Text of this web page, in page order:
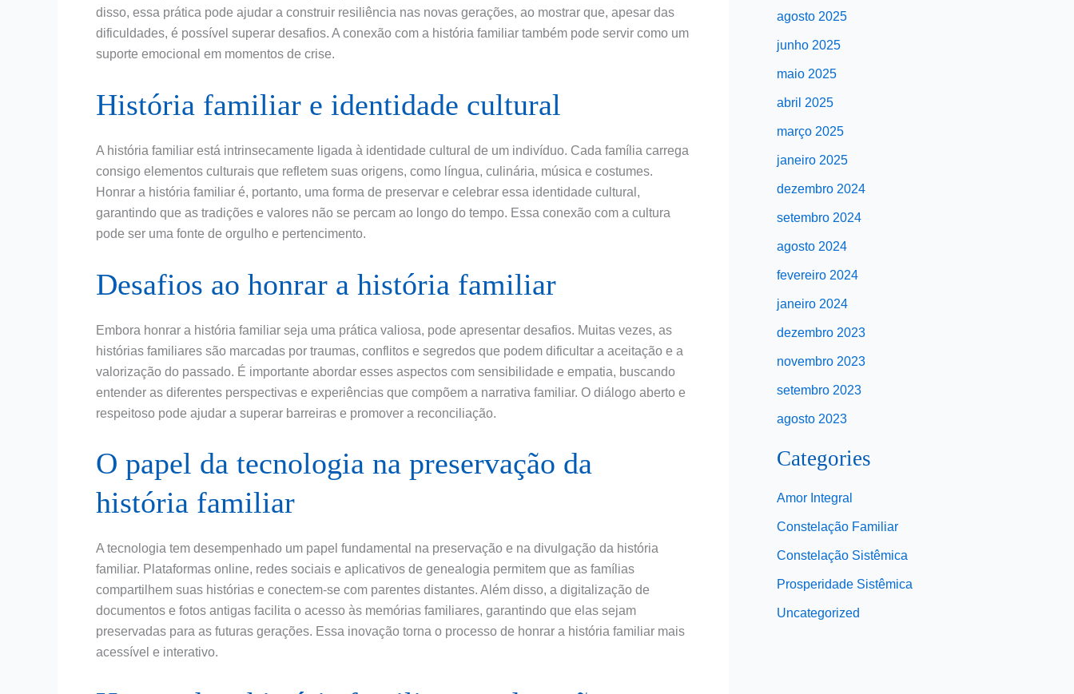
disso, essa prática pode ajudar a construir resiliência nas novas gerações, ao mostrar que, apesar das
dificuldades, é possível superar desafios. A conexão com a história familiar também pode servir como um
suporte emocional em momentos de crise.
História familiar e identidade cultural
A história familiar está intrinsecamente ligada à identidade cultural de um indivíduo. Cada família carrega
consigo elementos culturais que refletem suas origens, como língua, culinária, música e costumes.
Honrar a história familiar é, portanto, uma forma de preservar e celebrar essa identidade cultural,
garantindo que as tradições e valores não se percam ao longo do tempo. Essa conexão com a cultura
pode ser uma fonte de orgulho e pertencimento.
Desafios ao honrar a história familiar
Embora honrar a história familiar seja uma prática valiosa, pode apresentar desafios. Muitas vezes, as
histórias familiares são marcadas por traumas, conflitos e segredos que podem dificultar a aceitação e a
valorização do passado. É importante abordar esses aspectos com sensibilidade e empatia, buscando
entender as diferentes perspectivas e experiências que compõem a narrativa familiar. O diálogo aberto e
respeitoso pode ajudar a superar barreiras e promover a reconciliação.
O papel da tecnologia na preservação da
história familiar
A tecnologia tem desempenhado um papel fundamental na preservação e na divulgação da história
familiar. Plataformas online, redes sociais e aplicativos de genealogia permitem que as famílias
compartilhem suas histórias e conectem-se com parentes distantes. Além disso, a digitalização de
documentos e fotos antigas facilita o acesso às memórias familiares, garantindo que elas sejam
preservadas para as futuras gerações. Essa inovação torna o processo de honrar a história familiar mais
acessível e interativo.
agosto 2025
junho 2025
maio 2025
abril 2025
março 2025
janeiro 2025
dezembro 2024
setembro 2024
agosto 2024
fevereiro 2024
janeiro 2024
dezembro 2023
novembro 2023
setembro 2023
agosto 2023
Categories
Amor Integral
Constelação Familiar
Constelação Sistêmica
Prosperidade Sistêmica
Uncategorized